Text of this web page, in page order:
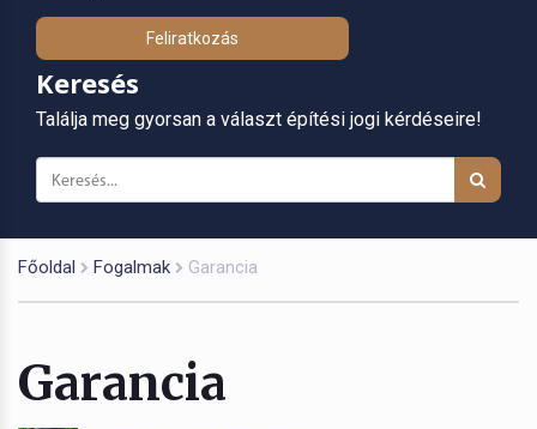
Feliratkozás
Keresés
Találja meg gyorsan a választ építési jogi kérdéseire!
Főoldal Fogalmak Garancia
Garancia